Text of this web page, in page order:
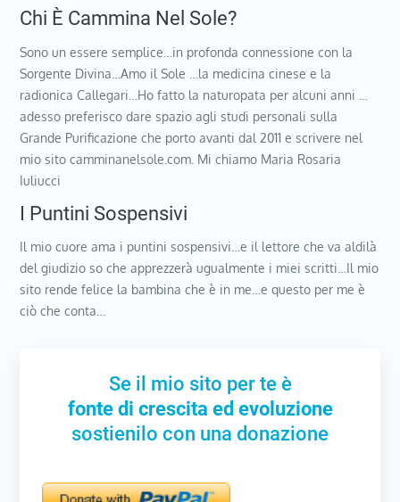
Chi È Cammina Nel Sole?
Sono un essere semplice…in profonda connessione con la
Sorgente Divina…Amo il Sole …la medicina cinese e la
radionica Callegari…Ho fatto la naturopata per alcuni anni …
adesso preferisco dare spazio agli studi personali sulla
Grande Purificazione che porto avanti dal 2011 e scrivere nel
mio sito camminanelsole.com. Mi chiamo Maria Rosaria
Iuliucci
I Puntini Sospensivi
Il mio cuore ama i puntini sospensivi…e il lettore che va aldilà
del giudizio so che apprezzerà ugualmente i miei scritti…Il mio
sito rende felice la bambina che è in me…e questo per me è
ciò che conta…
Se il mio sito per te è
fonte di crescita ed evoluzione
sostienilo con una donazione